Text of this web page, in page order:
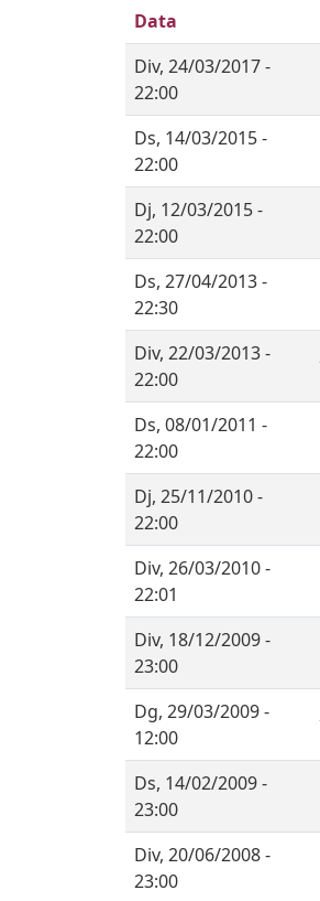
Data
Div, 24/03/2017 -
22:00
Ds, 14/03/2015 -
22:00
Dj, 12/03/2015 -
22:00
Ds, 27/04/2013 -
22:30
Div, 22/03/2013 -
22:00
Ds, 08/01/2011 -
22:00
Dj, 25/11/2010 -
22:00
Div, 26/03/2010 -
22:01
Div, 18/12/2009 -
23:00
Dg, 29/03/2009 -
12:00
Ds, 14/02/2009 -
23:00
Div, 20/06/2008 -
23:00